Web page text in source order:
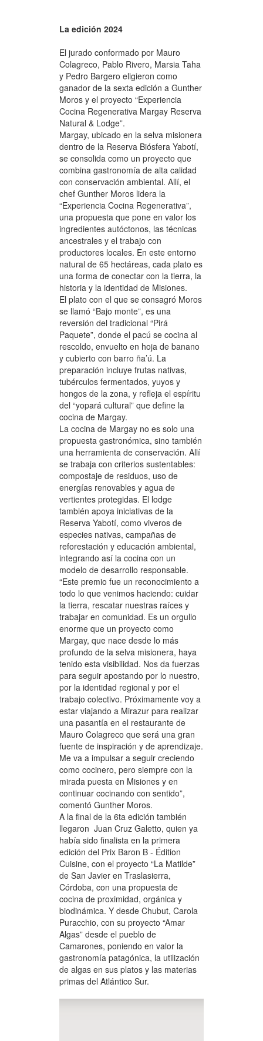
La edición 2024
El jurado conformado por Mauro
Colagreco, Pablo Rivero, Marsia Taha
y Pedro Bargero eligieron como
ganador de la sexta edición a Gunther
Moros y el proyecto “Experiencia
Cocina Regenerativa Margay Reserva
Natural & Lodge”.
Margay, ubicado en la selva misionera
dentro de la Reserva Biósfera Yabotí,
se consolida como un proyecto que
combina gastronomía de alta calidad
con conservación ambiental. Allí, el
chef Gunther Moros lidera la
“Experiencia Cocina Regenerativa”,
una propuesta que pone en valor los
ingredientes autóctonos, las técnicas
ancestrales y el trabajo con
productores locales. En este entorno
natural de 65 hectáreas, cada plato es
una forma de conectar con la tierra, la
historia y la identidad de Misiones.
El plato con el que se consagró Moros
se llamó “Bajo monte”, es una
reversión del tradicional “Pirá
Paquete”, donde el pacú se cocina al
rescoldo, envuelto en hoja de banano
y cubierto con barro ña’ú. La
preparación incluye frutas nativas,
tubérculos fermentados, yuyos y
hongos de la zona, y refleja el espíritu
del “yopará cultural” que define la
cocina de Margay.
La cocina de Margay no es solo una
propuesta gastronómica, sino también
una herramienta de conservación. Allí
se trabaja con criterios sustentables:
compostaje de residuos, uso de
energías renovables y agua de
vertientes protegidas. El lodge
también apoya iniciativas de la
Reserva Yabotí, como viveros de
especies nativas, campañas de
reforestación y educación ambiental,
integrando así la cocina con un
modelo de desarrollo responsable.
“Este premio fue un reconocimiento a
todo lo que venimos haciendo: cuidar
la tierra, rescatar nuestras raíces y
trabajar en comunidad. Es un orgullo
enorme que un proyecto como
Margay, que nace desde lo más
profundo de la selva misionera, haya
tenido esta visibilidad. Nos da fuerzas
para seguir apostando por lo nuestro,
por la identidad regional y por el
trabajo colectivo. Próximamente voy a
estar viajando a Mirazur para realizar
una pasantía en el restaurante de
Mauro Colagreco que será una gran
fuente de inspiración y de aprendizaje.
Me va a impulsar a seguir creciendo
como cocinero, pero siempre con la
mirada puesta en Misiones y en
continuar cocinando con sentido”,
comentó Gunther Moros.
A la final de la 6ta edición también
llegaron Juan Cruz Galetto, quien ya
había sido finalista en la primera
edición del Prix Baron B - Édition
Cuisine, con el proyecto “La Matilde”
de San Javier en Traslasierra,
Córdoba, con una propuesta de
cocina de proximidad, orgánica y
biodinámica. Y desde Chubut, Carola
Puracchio, con su proyecto “Amar
Algas” desde el pueblo de
Camarones, poniendo en valor la
gastronomía patagónica, la utilización
de algas en sus platos y las materias
primas del Atlántico Sur.